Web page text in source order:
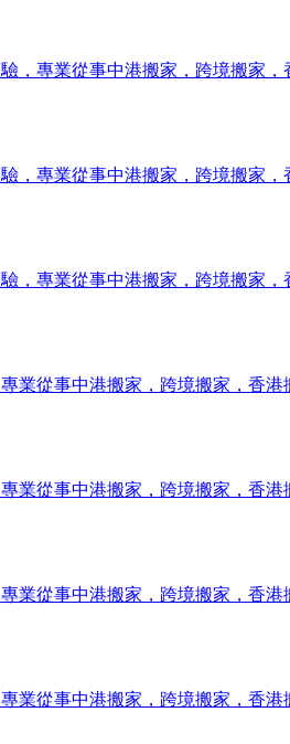
專業從事中港搬家，跨境搬家
專業從事中港搬家，跨境搬家
專業從事中港搬家，跨境搬家
業從事中港搬家，跨境搬家，香
業從事中港搬家，跨境搬家，香
業從事中港搬家，跨境搬家，香
業從事中港搬家，跨境搬家，香